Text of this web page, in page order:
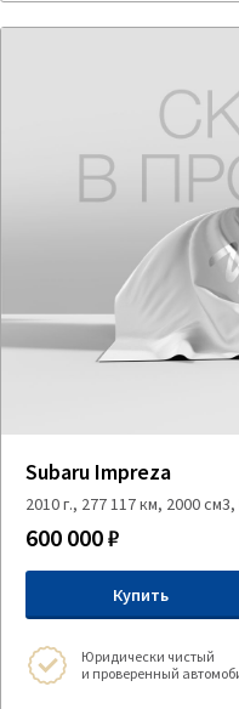
Subaru Impreza
2010 г., 277 117 км, 2000
600 000 ₽
Купить
Юридически чистый
и проверенный